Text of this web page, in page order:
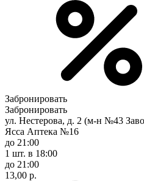
Забронировать
Забронировать
ул. Нестерова, д. 2 (м-н №43
Ясса Аптека №16
до 21:00
1 шт. в 18:00
до 21:00
13,00 р.